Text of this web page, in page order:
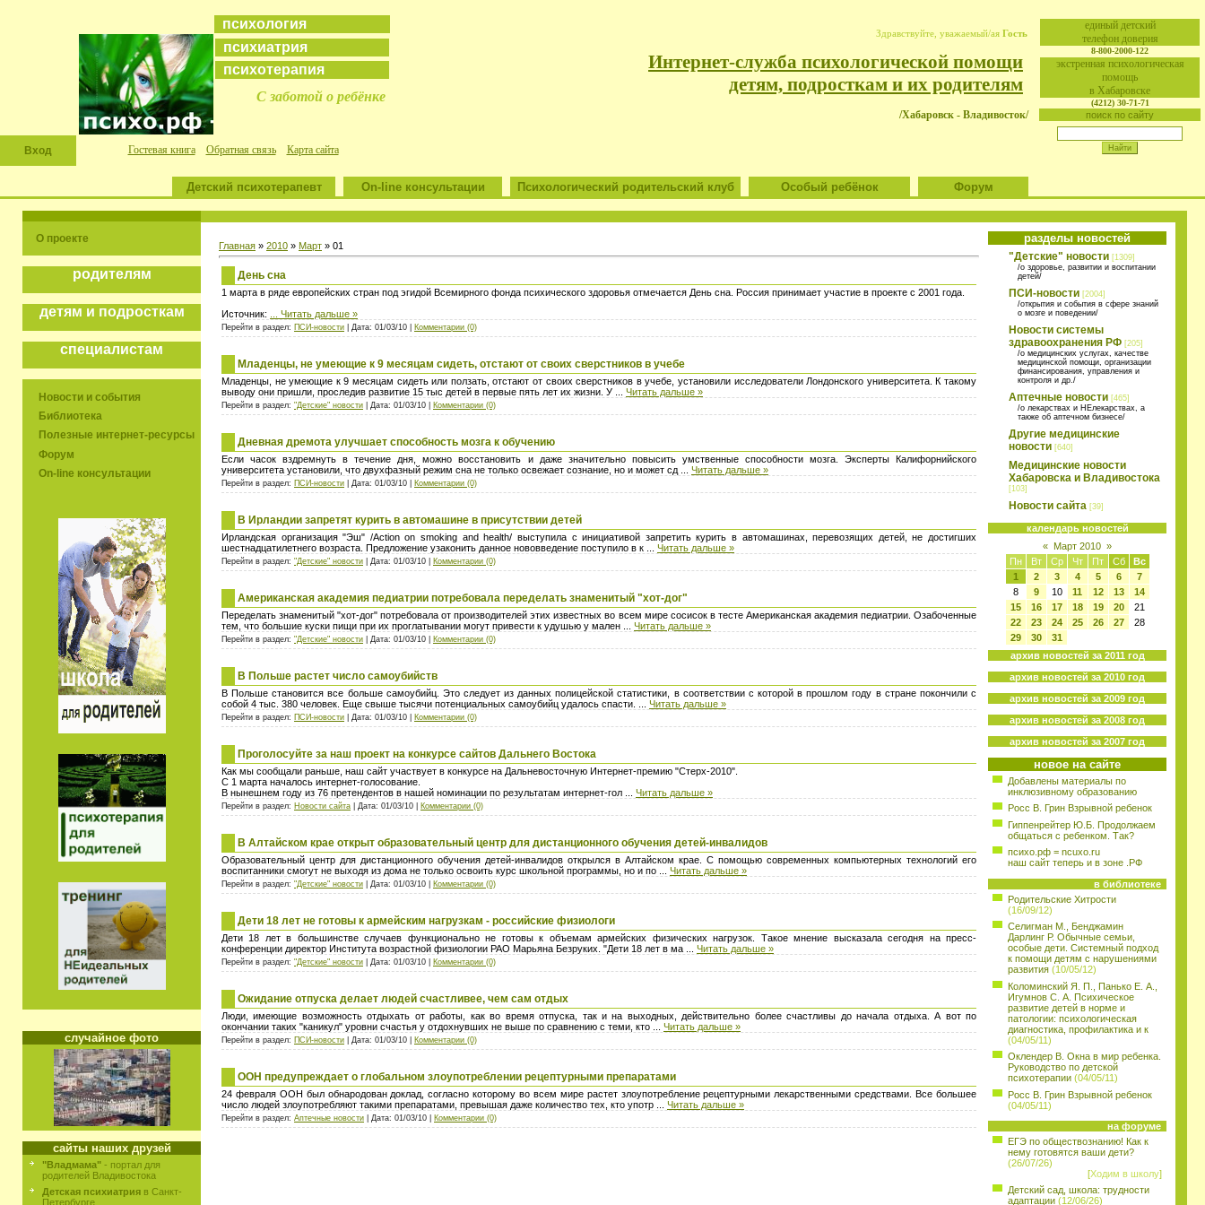
eдиный детский
телефон доверия
8-800-2000-122
экстренная психологическая
помощь
в Хабаровске
(4212) 30-71-71
поиск по сайту
психология
психиатрия
психотерапия
С заботой о ребёнке
Здравствуйте, уважаемый/ая Гость
Интернет-служба психологической помощи
детям, подросткам и их родителям
/Хабаровск - Владивосток/
Вход Гостевая книга Обратная связь Карта сайта
Детский психотерапевт On-line консультации Психологический родительский клуб Особый ребёнок Форум
О проекте
родителям
детям и подросткам
специалистам
Новости и события
Библиотека
Полезные интернет-ресурсы
Форум
On-line консультации
случайное фото
сайты наших друзей
"Владмама" - портал для
родителей Владивостока
Детская психиатрия в Санкт-
Петербурге
Главная » 2010 » Март » 01
День сна
1 марта в ряде европейских стран под эгидой Всемирного фонда психического здоровья отмечается День сна. Россия принимает участие в проекте с 2001 года.
Источник:
Читать дальше »
Перейти в раздел: ПСИ-новости | Дата: 01/03/10 | Комментарии (0)
Младенцы, не умеющие к 9 месяцам сидеть, отстают от своих сверстников в учебе
Младенцы, не умеющие к 9 месяцам сидеть или ползать, отстают от своих сверстников в учебе, установили исследователи Лондонского университета. К такому
выводу они пришли, проследив развитие 15 тыс детей в первые пять лет их жизни. У
Читать дальше »
Перейти в раздел: "Детские" новости | Дата: 01/03/10 | Комментарии (0)
Дневная дремота улучшает способность мозга к обучению
Если часок вздремнуть в течение дня, можно восстановить и даже значительно повысить умственные способности мозга. Эксперты Калифорнийского
университета установили, что двухфазный режим сна не только освежает сознание, но и может сд
Читать дальше »
Перейти в раздел: ПСИ-новости | Дата: 01/03/10 | Комментарии (0)
В Ирландии запретят курить в автомашине в присутствии детей
Ирландская организация "Эш" /Action on smoking and health/ выступила с инициативой запретить курить в автомашинах, перевозящих детей, не достигших
шестнадцатилетнего возраста. Предложение узаконить данное нововведение поступило в к
Читать дальше »
Перейти в раздел: "Детские" новости | Дата: 01/03/10 | Комментарии (0)
Американская академия педиатрии потребовала переделать знаменитый "хот-дог"
Переделать знаменитый "хот-дог" потребовала от производителей этих известных во всем мире сосисок в тесте Американская академия педиатрии. Озабоченные
тем, что большие куски пищи при их проглатывании могут привести к удушью у мален
Читать дальше »
Перейти в раздел: "Детские" новости | Дата: 01/03/10 | Комментарии (0)
В Польше растет число самоубийств
В Польше становится все больше самоубийц. Это следует из данных полицейской статистики, в соответствии с которой в прошлом году в стране покончили с
собой 4 тыс. 380 человек. Еще свыше тысячи потенциальных самоубийц удалось спасти.
Читать дальше »
Перейти в раздел: ПСИ-новости | Дата: 01/03/10 | Комментарии (0)
Проголосуйте за наш проект на конкурсе сайтов Дальнего Востока
Как мы сообщали раньше, наш сайт участвует в конкурсе на Дальневосточную Интернет-премию "Стерх-2010".
С 1 марта началось интернет-голосование.
В нынешнем году из 76 претендентов в нашей номинации по результатам интернет-гол
Читать дальше »
Перейти в раздел: Новости сайта | Дата: 01/03/10 | Комментарии (0)
В Алтайском крае открыт образовательный центр для дистанционного обучения детей-инвалидов
Образовательный центр для дистанционного обучения детей-инвалидов открылся в Алтайском крае. С помощью современных компьютерных технологий его
воспитанники смогут не выходя из дома не только освоить курс школьной программы, но и по
Читать дальше »
Перейти в раздел: "Детские" новости | Дата: 01/03/10 | Комментарии (0)
Дети 18 лет не готовы к армейским нагрузкам - российские физиологи
Дети 18 лет в большинстве случаев функционально не готовы к объемам армейских физических нагрузок. Такое мнение высказала сегодня на пресс-
конференции директор Института возрастной физиологии РАО Марьяна Безруких. "Дети 18 лет в ма
Читать дальше »
Перейти в раздел: "Детские" новости | Дата: 01/03/10 | Комментарии (0)
Ожидание отпуска делает людей счастливее, чем сам отдых
Люди, имеющие возможность отдыхать от работы, как во время отпуска, так и на выходных, действительно более счастливы до начала отдыха. А вот по
окончании таких "каникул" уровни счастья у отдохнувших не выше по сравнению с теми, кто
Читать дальше »
Перейти в раздел: ПСИ-новости | Дата: 01/03/10 | Комментарии (0)
ООН предупреждает о глобальном злоупотреблении рецептурными препаратами
24 февраля ООН был обнародован доклад, согласно которому во всем мире растет злоупотребление рецептурными лекарственными средствами. Все большее
число людей злоупотребляют такими препаратами, превышая даже количество тех, кто употр
Читать дальше »
Перейти в раздел: Аптечные новости | Дата: 01/03/10 | Комментарии (0)
разделы новостей
"Детские" новости [1309]
/о здоровье, развитии и воспитании
детей/
ПСИ-новости [2004]
/открытия и события в сфере знаний
о мозге и поведении/
Новости системы
здравоохранения РФ [205]
/о медицинских услугах, качестве
медицинской помощи, организации
финансирования, управления и
контроля и др./
Аптечные новости [465]
/о лекарствах и НЕлекарствах, а
также об аптечном бизнесе/
Другие медицинские
новости [640]
Медицинские новости
Хабаровска и Владивостока
[103]
Новости сайта [39]
календарь новостей
« Март 2010 »
Пн
Вт Ср Чт Пт Сб
Вс
1
2 3 4 5 6
7
8
9 10 11 12 13
14
15
16 17 18 19 20
21
22
23 24 25 26 27
28
29
30
31
архив новостей за 2011 год
архив новостей за 2010 год
архив новостей за 2009 год
архив новостей за 2008 год
архив новостей за 2007 год
новое на сайте
Добавлены материалы по
инклюзивному образованию
Росс В. Грин Взрывной ребенок
Гиппенрейтер Ю.Б. Продолжаем
общаться с ребенком. Так?
психо.рф = ncuxo.ru
наш сайт теперь и в зоне .РФ
в библиотеке
Родительские Хитрости
(16/09/12)
Селигман М., Бенджамин
Дарлинг Р. Обычные семьи,
особые дети. Системный подход
к помощи детям с нарушениями
развития (10/05/12)
Коломинский Я. П., Панько Е. А.,
Игумнов С. А. Психическое
развитие детей в норме и
патологии: психологическая
диагностика, профилактика и к
(04/05/11)
Оклендер В. Окна в мир ребенка.
Руководство по детской
психотерапии (04/05/11)
Росс В. Грин Взрывной ребенок
(04/05/11)
на форуме
ЕГЭ по обществознанию! Как к
нему готовятся ваши дети?
(26/07/26)
[Ходим в школу]
Детский сад, школа: трудности
адаптации (12/06/26)